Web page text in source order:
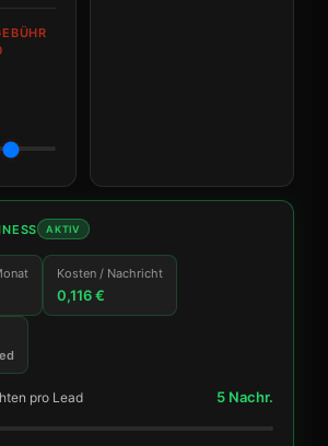
AKTIV
Kosten / Nachricht
0,116 €
pro Lead 5 Nachr.